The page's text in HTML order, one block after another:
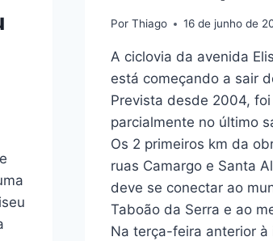
Por Thiago 16 de junho de
A ciclovia da avenida
está começando a sair
Prevista desde 2004,
parcialmente no último
Os 2 primeiros km da
ruas Camargo e Santa
deve se conectar ao
Taboão da Serra e ao
Na terça-feira anterior